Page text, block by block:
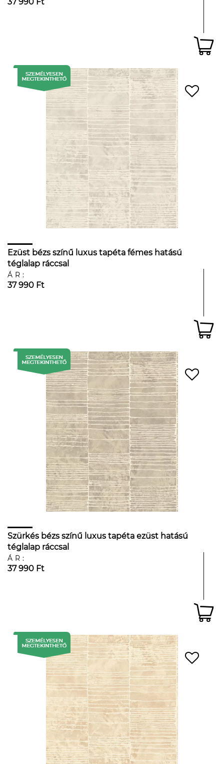
Ezüst bézs színű luxus tapéta fémes hatású
téglalap ráccsal
ÁR:
37 990 Ft
Szürkés bézs színű luxus tapéta ezüst hatású
téglalap ráccsal
ÁR:
37 990 Ft